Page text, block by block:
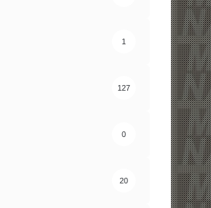
1
127
0
20